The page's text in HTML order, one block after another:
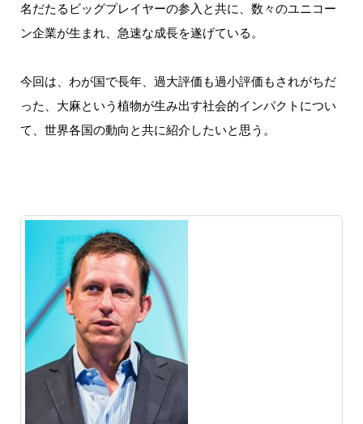
名だたるビッグプレイヤーの参入と共に、数々のユニコー
ン企業が生まれ、急速な成長を遂げている。
今回は、わが国で長年、過大評価も過小評価もされがちだ
った、大麻という植物が生み出す社会的インパクトについ
て、世界各国の動向と共に紹介したいと思う。